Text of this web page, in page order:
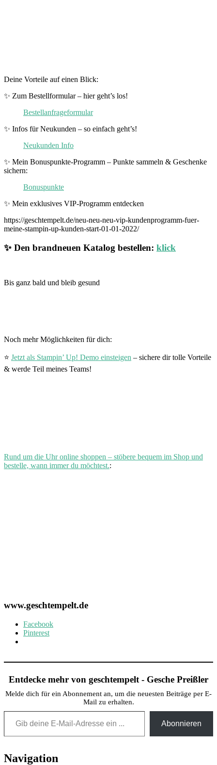
Deine Vorteile auf einen Blick:
✨ Zum Bestellformular – hier geht’s los!
Bestellanfrageformular
✨ Infos für Neukunden – so einfach geht’s!
Neukunden Info
✨ Mein Bonuspunkte-Programm – Punkte sammeln & Geschenke
sichern:
Bonuspunkte
✨ Mein exklusives VIP-Programm entdecken
https://geschtempelt.de/neu-neu-neu-vip-kundenprogramm-fuer-
meine-stampin-up-kunden-start-01-01-2022/
✨ Den brandneuen Katalog bestellen: klick
Bis ganz bald und bleib gesund
Noch mehr Möglichkeiten für dich:
⭐ Jetzt als Stampin’ Up! Demo einsteigen – sichere dir tolle Vorteile
& werde Teil meines Teams!
Rund um die Uhr online shoppen – stöbere bequem im Shop und
bestelle, wann immer du möchtest.:
www.geschtempelt.de
Facebook
Pinterest
Entdecke mehr von geschtempelt - Gesche Preißler
Melde dich für ein Abonnement an, um die neuesten Beiträge per E-
Mail zu erhalten.
Gib deine E-Mail-Adresse ein ...
Abonnieren
Post
Navigation